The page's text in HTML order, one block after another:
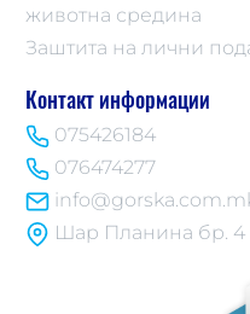
животна средина
Заштита на лични
Контакт информации
075426184
076474277
Шар Планина бр. 4